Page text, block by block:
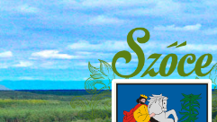
Skip
to
content
Skip
to
left
sidebar
Skip
to
footer